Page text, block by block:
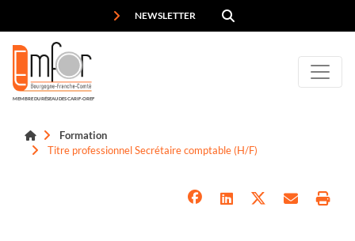
NEWSLETTER
MEMBRE DU RÉSEAU DES CARIF-OREF
Formation
Titre professionnel Secrétaire comptable (H/F)
Panneau de gestion des cookies